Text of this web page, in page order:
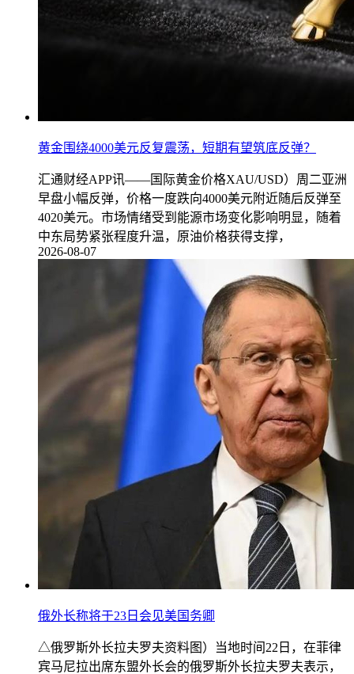
黄金围绕4000美元反复震荡，短期有望筑底反弹？
汇通财经APP讯——国际黄金价格XAU/USD）周二亚洲
早盘小幅反弹，价格一度跌向4000美元附近随后反弹至
4020美元。市场情绪受到能源市场变化影响明显，随着
中东局势紧张程度升温，原油价格获得支撑，
2026-08-07
俄外长称将于23日会见美国务卿
△俄罗斯外长拉夫罗夫资料图）当地时间22日，在菲律
宾马尼拉出席东盟外长会的俄罗斯外长拉夫罗夫表示，